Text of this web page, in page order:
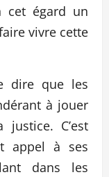
cet égard un
vivre cette
dire que les
à jouer
C’est
appel à ses
dans les